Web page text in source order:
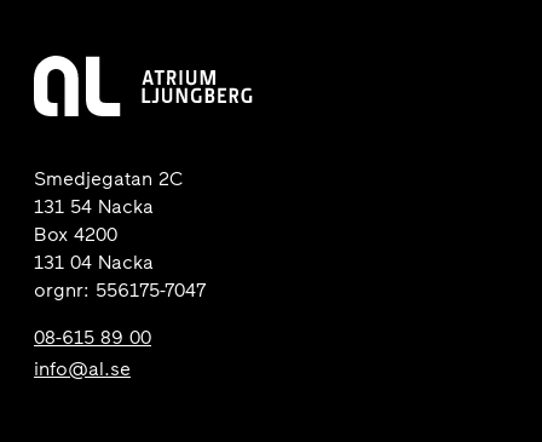
Smedjegatan 2C
131 54 Nacka
Box 4200
131 04 Nacka
orgnr: 556175-7047
08-615 89 00
info@al.se